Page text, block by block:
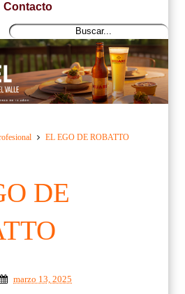
Contacto
EL EGO DE ROBATTO
DE
marzo 13, 2025